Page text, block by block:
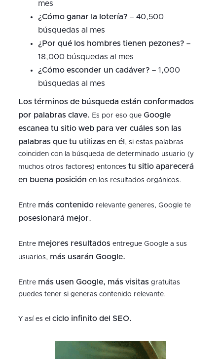
mes
¿Cómo ganar la lotería?– 40,500
búsquedas al mes
¿Por qué los hombres tienen pezones?–
18,000 búsquedas al mes
¿Cómo esconder un cadáver?– 1,000
búsquedas al mes
Los términos de búsqueda están conformados
por palabras clave. Es por eso que Google
escanea tu sitio web para ver cuáles son las
palabras que tu utilizas en él , si estas palabras
coinciden con la búsqueda de determinado usuario (y
muchos otros factores) entonces tu sitio aparecerá
en buena posición en los resultados orgánicos.
Entre más contenidorelevante generes, Google te
posesionará mejor.
Entre mejores resultados entregue Google a sus
usuarios, más usarán Google.
Entre más usen Google, más visitas gratuitas
puedes tener si generas contenido relevante.
Y así es el ciclo infinito del SEO.